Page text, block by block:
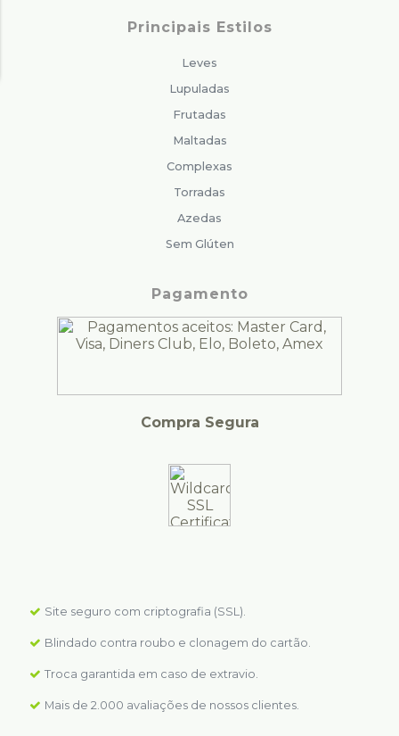
Principais Estilos
Leves
Lupuladas
Frutadas
Maltadas
Complexas
Torradas
Azedas
Sem Glúten
Pagamento
Compra Segura
Site seguro com criptografia (SSL).
Blindado contra roubo e clonagem do cartão.
Troca garantida em caso de extravio.
Mais de 2.000 avaliações de nossos clientes.